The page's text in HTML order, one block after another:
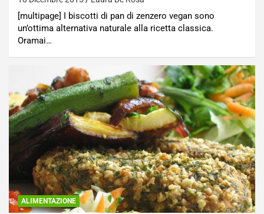
[multipage] I biscotti di pan di zenzero vegan sono
un’ottima alternativa naturale alla ricetta classica.
Oramai…
ALIMENTAZIONE